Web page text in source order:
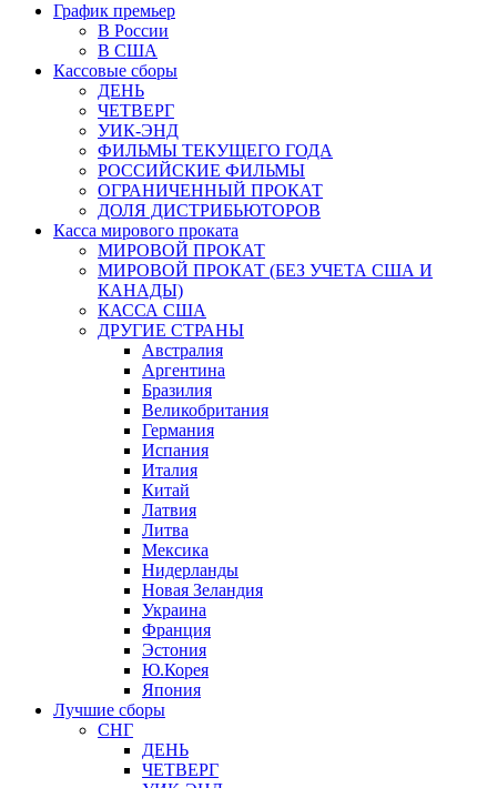
График премьер
В России
В США
Кассовые сборы
ДЕНЬ
ЧЕТВЕРГ
УИК-ЭНД
ФИЛЬМЫ ТЕКУЩЕГО ГОДА
РОССИЙСКИЕ ФИЛЬМЫ
ОГРАНИЧЕННЫЙ ПРОКАТ
ДОЛЯ ДИСТРИБЬЮТОРОВ
Касса мирового проката
МИРОВОЙ ПРОКАТ
МИРОВОЙ ПРОКАТ (БЕЗ УЧЕТА США И
КАНАДЫ)
КАССА США
ДРУГИЕ СТРАНЫ
Австралия
Аргентина
Бразилия
Великобритания
Германия
Испания
Италия
Китай
Латвия
Литва
Мексика
Нидерланды
Новая Зеландия
Украина
Франция
Эстония
Ю.Корея
Япония
Лучшие сборы
СНГ
ДЕНЬ
ЧЕТВЕРГ